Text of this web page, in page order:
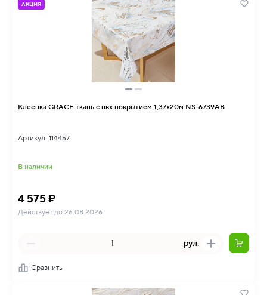
АКЦИЯ
Клеенка GRACE ткань с пвх покрытием 1,37х20м NS-6739AB
Артикул: 114457
В наличии
4 575 ₽
Действует до 26.08.2026
рул.
Сравнить